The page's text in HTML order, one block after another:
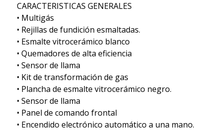
CARACTERISTICAS GENERALES
• Multigás
• Rejillas de fundición esmaltadas.
• Esmalte vitrocerámico blanco
• Quemadores de alta eficiencia
• Sensor de llama
• Kit de transformación de gas
• Plancha de esmalte vitrocerámico negro.
• Sensor de llama
• Panel de comando frontal
• Encendido electrónico automático a una mano.